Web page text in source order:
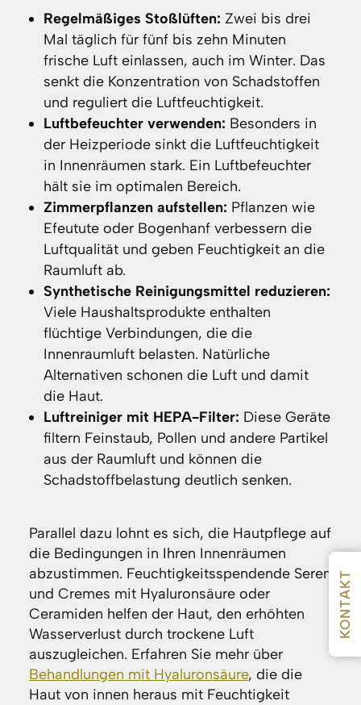
Regelmäßiges Stoßlüften: Zwei bis drei
Mal täglich für fünf bis zehn Minuten
frische Luft einlassen, auch im Winter. Das
senkt die Konzentration von Schadstoffen
und reguliert die Luftfeuchtigkeit.
Luftbefeuchter verwenden: Besonders in
der Heizperiode sinkt die Luftfeuchtigkeit
in Innenräumen stark. Ein Luftbefeuchter
hält sie im optimalen Bereich.
Zimmerpflanzen aufstellen: Pflanzen wie
Efeutute oder Bogenhanf verbessern die
Luftqualität und geben Feuchtigkeit an die
Raumluft ab.
Synthetische Reinigungsmittel reduzieren:
Viele Haushaltsprodukte enthalten
flüchtige Verbindungen, die die
Innenraumluft belasten. Natürliche
Alternativen schonen die Luft und damit
die Haut.
Luftreiniger mit HEPA-Filter: Diese Geräte
filtern Feinstaub, Pollen und andere Partikel
aus der Raumluft und können die
Schadstoffbelastung deutlich senken.
Parallel dazu lohnt es sich, die Hautpflege auf
die Bedingungen in Ihren Innenräumen
abzustimmen. Feuchtigkeitsspendende Seren
und Cremes mit Hyaluronsäure oder
Ceramiden helfen der Haut, den erhöhten
Wasserverlust durch trockene Luft
auszugleichen. Erfahren Sie mehr über
Behandlungen mit Hyaluronsäure, die die
Haut von innen heraus mit Feuchtigkeit
KONTAKT